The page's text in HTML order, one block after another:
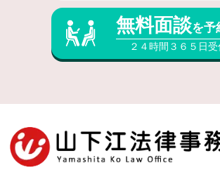
無料面談を予
２４時間３６５日受